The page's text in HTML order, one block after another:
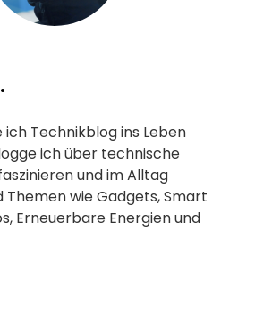
ich Technikblog ins Leben
ich über technische
und im Alltag
Themen wie Gadgets, Smart
Erneuerbare Energien und